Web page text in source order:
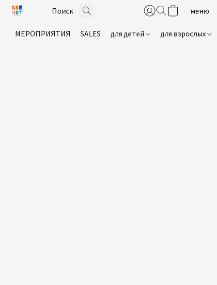
МЕРОПРИЯТИЯ SALES для детей для взрослых